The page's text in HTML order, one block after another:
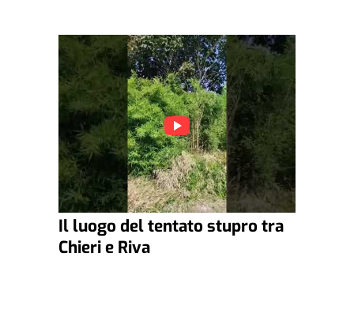
Il luogo del tentato stupro tra
Chieri e Riva